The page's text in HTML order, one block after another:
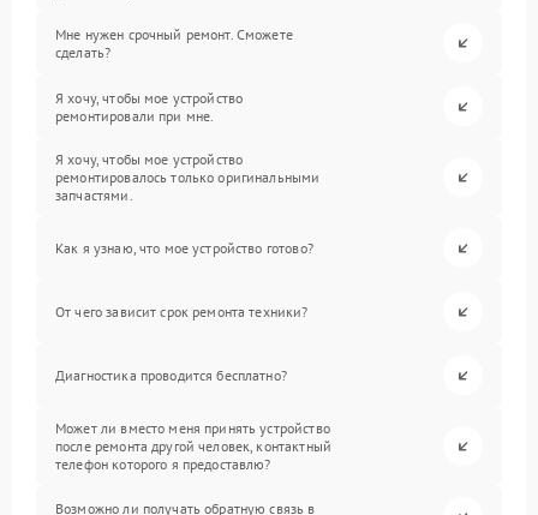
Мне нужен срочный ремонт. Сможете
сделать?
Я хочу, чтобы мое устройство
ремонтировали при мне.
Я хочу, чтобы мое устройство
ремонтировалось только оригинальными
запчастями.
Как я узнаю, что мое устройство готово?
От чего зависит срок ремонта техники?
Диагностика проводится бесплатно?
Может ли вместо меня принять устройство
после ремонта другой человек, контактный
телефон которого я предоставлю?
Возможно ли получать обратную связь в